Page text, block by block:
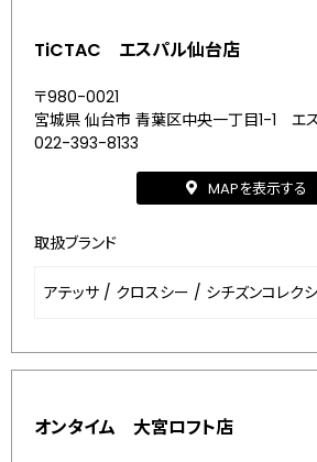
TiCTAC エスパル仙台店
〒980-0021
宮城県 仙台市 青葉区中央一丁目1-1 エ
022-393-8133
MAPを表示する
取扱ブランド
アテッサ / クロスシー / シチズンコレク
オンタイム 大宮ロフト店